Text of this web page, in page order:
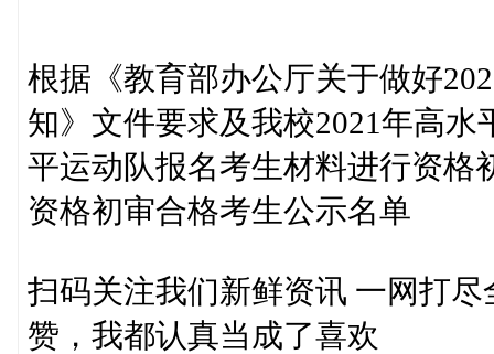
根据《教育部办公厅关于做好
知》文件要求及我校2021年高
平运动队报名考生材料进行资格
资格初审合格考生公示名单
扫码关注我们新鲜资讯 一网打
赞，我都认真当成了喜欢